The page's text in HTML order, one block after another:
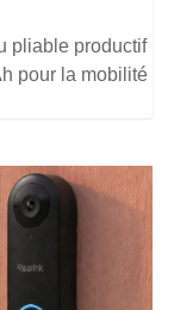
pliable productif
pour la mobilité